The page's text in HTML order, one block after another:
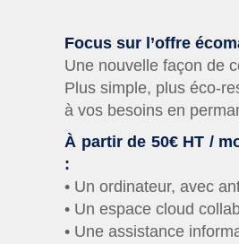
Focus sur l’offre
Une nouvelle façon de
Plus simple, plus éco-
à vos besoins en
À partir de 50€ HT /
:
• Un ordinateur, avec
• Un espace cloud
• Une assistance